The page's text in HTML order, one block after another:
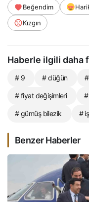
Beğendim
Kızgın
Haberle ilgili daha
# 9 # düğün
# fiyat değişimleri
# gümüş bilezik #
Benzer Haberler